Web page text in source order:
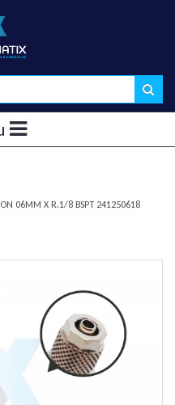
06MM X R.1/8 BSPT 241250618